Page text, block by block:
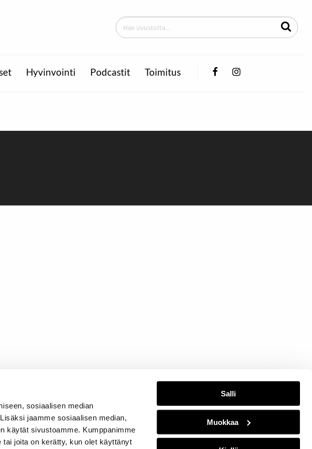
sosiaalisen median
jaamme sosiaalisen median,
käytät sivustoamme. Kumppanimme
joita on kerätty, kun olet käyttänyt
Salli
Muokkaa
Hyvinvointi Podcastit Toimitus FacebookInstagram